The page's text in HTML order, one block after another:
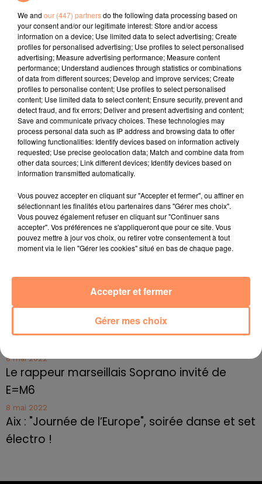
j'ai sauté",a raconté Loucia, qui a agi "sans réfléchir".
"Il s'est agrippé à moi, et j'ai pu le ramener au bord."
La jeune fille va recevoir la médaille de la ville pour
son acte héroïque.
fil actus
Radio Star Live avec Dadju
27 juin 2022
Marseille : une application pour mettre en
relation extras et...
27 juin 2022
Le cocholed pour jouer à la pétanque
jusqu'au bout de la nuit !
10 mai 2022
10 mai 2022
Cassis organise sa traditionnelle "Fête du vin"
10 mai 2022
Marseille : appel à témoins pour retrouver
Frédéric Pache
8 mai 2022
Le rappeur marseillais Soprano invité de
E=M6
8 mai 2022
Aix : "Journée de l’Europe", soirée danse et set
électro !
We and our (447) partnersdo the following data processing based on
your consent and/or our legitimate interest: Store and/or access
information on a device; Use limited data to select advertising; Create
profiles for personalised advertising; Use profiles to select personalised
advertising; Measure advertising performance; Measure content
performance; Understand audiences through statistics or combinations
of data from different sources; Develop and improve services; Create
profiles to personalise content; Use profiles to select personalised
content; Use limited data to select content; Ensure security, prevent and
detect fraud, and fix errors; Deliver and present advertising and content;
Save and communicate privacy choices. These technologies may
process personal data such as IP address and browsing data to offer
following functionalities: Identify devices based on information actively
requested; Use precise geolocation data; Match and combine data from
other data sources; Link different devices; Identify devices based on
information transmitted automatically.
Vous pouvez accepter en cliquant sur "Accepter et fermer", ou affiner en
sélectionnant les finalités et/ou partenaires dans "Gérer mes choix".
Vous pouvez également refuser en cliquant sur "Continuer sans
accepter". Vos préférences ne s'appliqueront que pour ce site. Vous
pouvez mettre à jour vos choix, ou retirer votre consentement à tout
moment via le lien "Gérer les cookies" situé en bas de chaque page.
Gérer mes choix
Accepter et fermer